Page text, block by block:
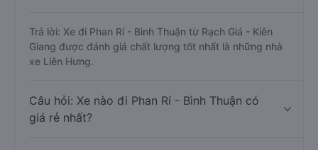
Trả lời: Xe đi Phan Rí - Bình Thuận từ Rạch Giá - Kiên
Giang được đánh giá chất lượng tốt nhất là những nhà
xe Liên Hưng.
Câu hỏi: Xe nào đi Phan Rí - Bình Thuận có
giá rẻ nhất?